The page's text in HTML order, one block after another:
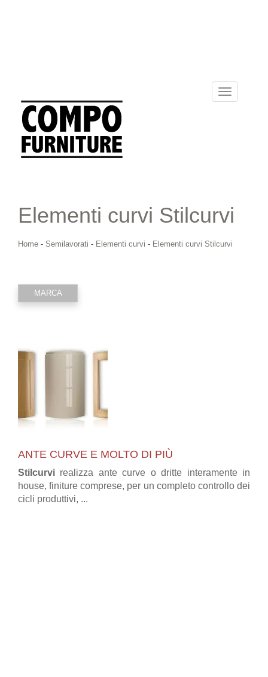
Toggle
navigation
Elementi curvi Stilcurvi
Home - Semilavorati - Elementi curvi - Elementi curvi Stilcurvi
MARCA
ANTE CURVE E MOLTO DI PIÙ
Stilcurvi realizza ante curve o dritte interamente in
house, finiture comprese, per un completo controllo dei
cicli produttivi, ...